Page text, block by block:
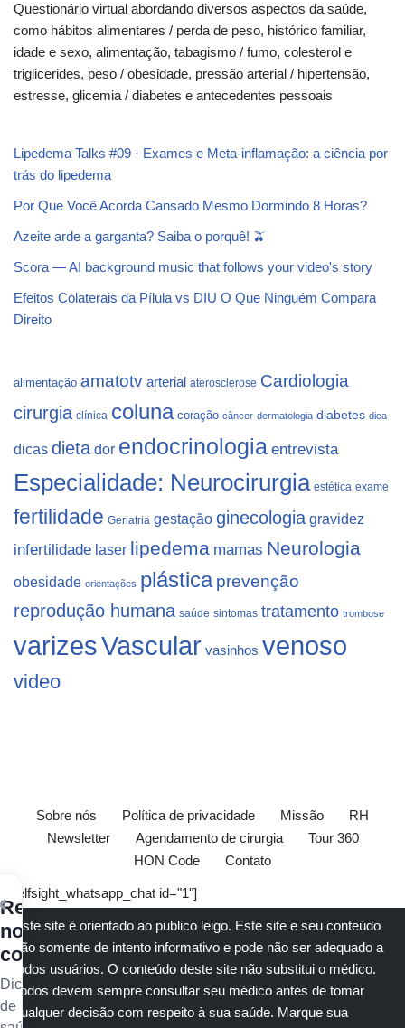
Questionário virtual abordando diversos aspectos da saúde,
como hábitos alimentares / perda de peso, histórico familiar,
idade e sexo, alimentação, tabagismo / fumo, colesterol e
triglicerides, peso / obesidade, pressão arterial / hipertensão,
estresse, glicemia / diabetes e antecedentes pessoais
Lipedema Talks #09 · Exames e Meta-inflamação: a ciência por
trás do lipedema
Por Que Você Acorda Cansado Mesmo Dormindo 8 Horas?
Azeite arde a garganta? Saiba o porquê! 🫒
Scora — AI background music that follows your video's story
Efeitos Colaterais da Pílula vs DIU O Que Ninguém Compara
Direito
alimentação amatotv arterial aterosclerose Cardiologia
cirurgia clínica coluna coração câncer dermatologia diabetes dica
dicas dieta dor endocrinologia entrevista
Especialidade: Neurocirurgia estética exame
fertilidade Geriatria gestação ginecologia gravidez
infertilidade laser lipedema mamas Neurologia
obesidade orientações plástica prevenção
reprodução humana saúde sintomas tratamento trombose
varizesVascular vasinhos venoso
video
Sobre nós Política de privacidade Missão
RH
Newsletter
Agendamento de cirurgia
Tour 360
HON Code
Contato
[elfsight_whatsapp_chat id="1"]
Este site é orientado ao publico leigo. Este site e seu conteúdo
são somente de intento informativo e pode não ser adequado a
todos usuários. O conteúdo deste site não substitui o médico.
Todos devem sempre consultar seu médico antes de tomar
qualquer decisão com respeito à sua saúde. Marque sua
Receba
nossos
conteúdos
Dicas
de